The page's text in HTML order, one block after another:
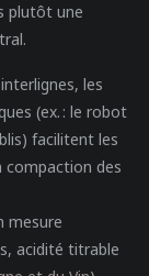
plutôt une
les
(ex. : le robot
facilitent les
des
mesure
acidité titrable